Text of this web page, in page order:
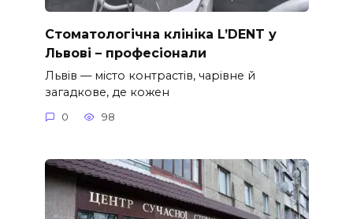
Стоматологічна клініка L’DENT у
Львові – професіонали
Львів — місто контрастів, чарівне й
загадкове, де кожен
0 98